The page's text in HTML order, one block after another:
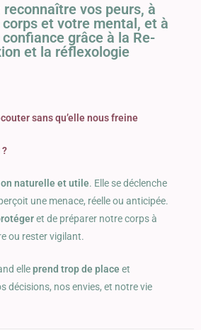
reconnaître vos peurs, à
et votre mental, et à
grâce à la Re-
et la réflexologie
sans qu’elle nous freine
?
naturelle et utile. Elle se déclenche
une menace, réelle ou anticipée.
et de préparer notre corps à
ou rester vigilant.
elleprend trop de place et
décisions, nos envies, et notre vie